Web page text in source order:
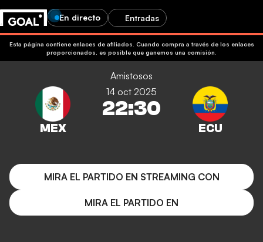
En directo Entradas
Esta página contiene enlaces de afiliados. Cuando compra a través de los enlaces
proporcionados, es posible que ganemos una comisión.
Amistosos
14 oct 2025
22:30
MIRA EL PARTIDO EN STREAMING CON
MIRA EL PARTIDO EN